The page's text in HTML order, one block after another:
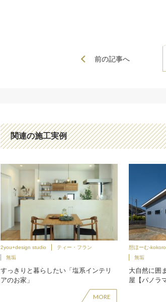
前の記事へ
関連の施工実例
2you+design studio
ティー・フラン
無垢
すっきりと暮らしたい「塩系インテリ
アのお家」
MORE
想ほーむ-
無垢
大自然に囲
屋【パノラ